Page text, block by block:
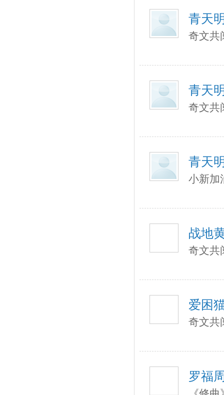
青天
奇文共
青天
奇文共
青天
小新加
战地
奇文共
爱困
奇文共
罗福